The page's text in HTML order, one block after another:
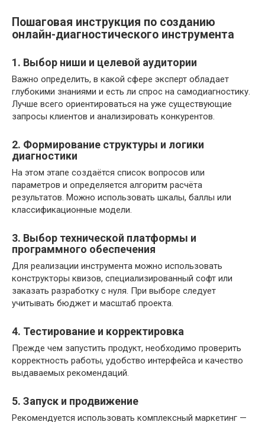
Пошаговая инструкция по созданию
онлайн-диагностического инструмента
1. Выбор ниши и целевой аудитории
Важно определить, в какой сфере эксперт обладает
глубокими знаниями и есть ли спрос на самодиагностику.
Лучше всего ориентироваться на уже существующие
запросы клиентов и анализировать конкурентов.
2. Формирование структуры и логики
диагностики
На этом этапе создаётся список вопросов или
параметров и определяется алгоритм расчёта
результатов. Можно использовать шкалы, баллы или
классификационные модели.
3. Выбор технической платформы и
программного обеспечения
Для реализации инструмента можно использовать
конструкторы квизов, специализированный софт или
заказать разработку с нуля. При выборе следует
учитывать бюджет и масштаб проекта.
4. Тестирование и корректировка
Прежде чем запустить продукт, необходимо проверить
корректность работы, удобство интерфейса и качество
выдаваемых рекомендаций.
5. Запуск и продвижение
Рекомендуется использовать комплексный маркетинг —